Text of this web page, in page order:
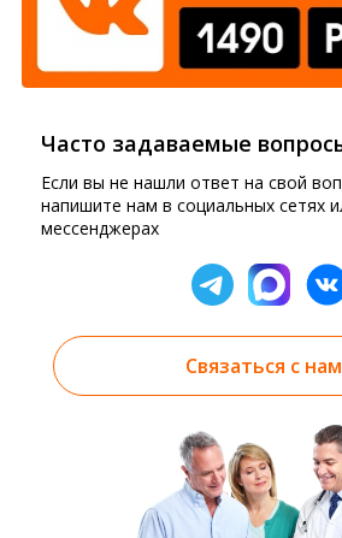
Часто задаваемые
Если вы не нашли ответ на свой
напишите нам в социальных сетях
мессенджерах
Связаться с